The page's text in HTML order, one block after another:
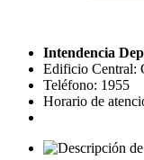
Intendencia
Edificio Central:
Teléfono: 1955
Horario de